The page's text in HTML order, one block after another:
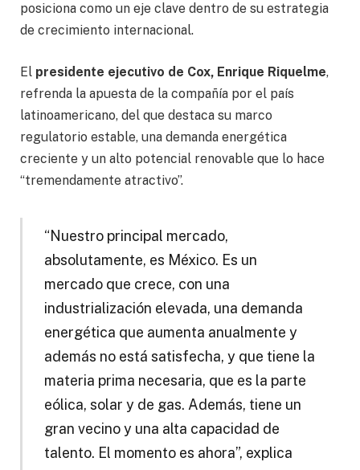
posiciona como un eje clave dentro de su estrategia
de crecimiento internacional.
El presidente ejecutivo de Cox, Enrique Riquelme,
refrenda la apuesta de la compañía por el país
latinoamericano, del que destaca su marco
regulatorio estable, una demanda energética
creciente y un alto potencial renovable que lo hace
“tremendamente atractivo”.
“Nuestro principal mercado,
absolutamente, es México. Es un
mercado que crece, con una
industrialización elevada, una demanda
energética que aumenta anualmente y
además no está satisfecha, y que tiene la
materia prima necesaria, que es la parte
eólica, solar y de gas. Además, tiene un
gran vecino y una alta capacidad de
talento. El momento es ahora”, explica